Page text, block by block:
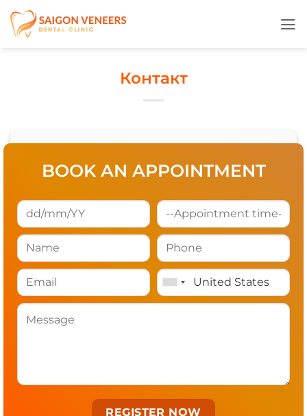
Skip
to
Контакт
BOOK AN APPOINTMENT